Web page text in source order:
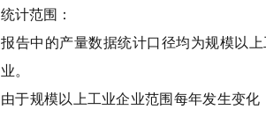
统计范围：
报告中的产量数据统计口径均为规模以
业。
由于规模以上工业企业范围每年发生变